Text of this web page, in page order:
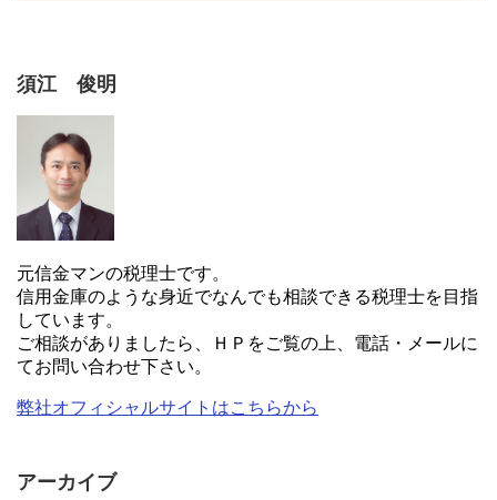
須江 俊明
元信金マンの税理士です。
信用金庫のような身近でなんでも相談できる税理士を目指
しています。
ご相談がありましたら、ＨＰをご覧の上、電話・メールに
てお問い合わせ下さい。
弊社オフィシャルサイトはこちらから
アーカイブ